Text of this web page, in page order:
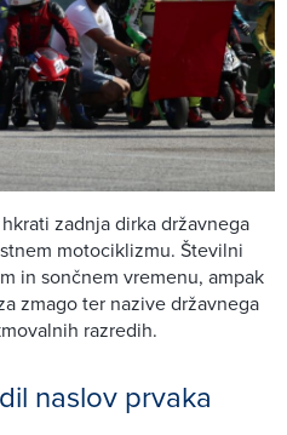
zadnja dirka državnega
motociklizmu. Številni
in sončnem vremenu, ampak
zmago ter nazive državnega
razredih.
naslov prvaka